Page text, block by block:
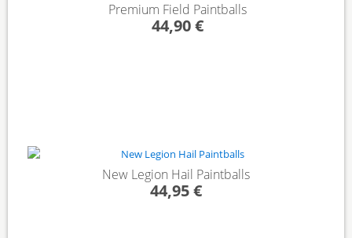
Premium Field Paintballs
44,90 €
New Legion Hail Paintballs
44,95 €